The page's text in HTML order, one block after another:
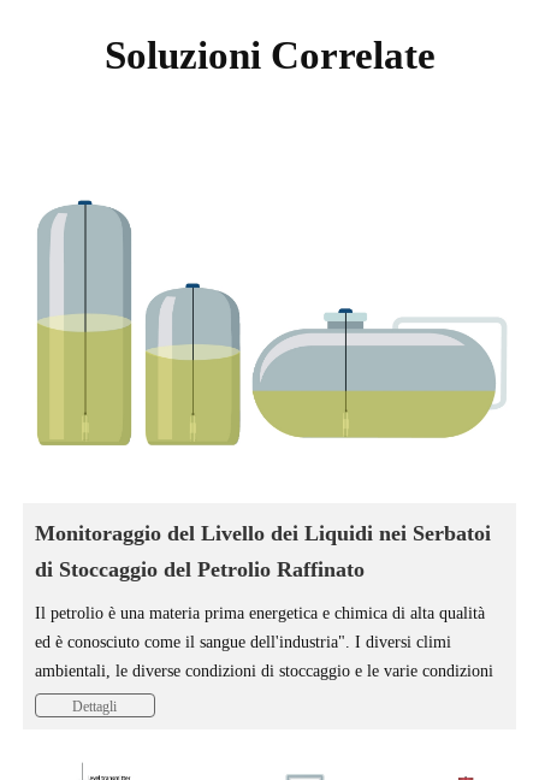
Soluzioni Correlate
Monitoraggio del Livello dei Liquidi nei Serbatoi
di Stoccaggio del Petrolio Raffinato
Il petrolio è una materia prima energetica e chimica di alta qualità
ed è conosciuto come il sangue dell'industria". I diversi climi
ambientali, le diverse condizioni di stoccaggio e le varie condizioni
speciali imprevedibili in tutto il mondo rappresentano una sfida
petrolio.
Dettagli